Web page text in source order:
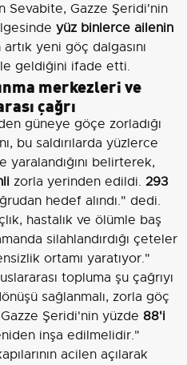
Sevabite, Gazze Şeridi'nin
yüz binlerce ailenin
yeni göç dalgasını
geldiğini ifade etti.
merkezleri ve
çağrı
güneye göçe zorladığı
bu saldırılarda yüzlerce
yaralandığını belirterek,
zorla yerinden edildi. 293
hedef alındı." dedi.
hastalık ve ölümle baş
silahlandırdığı çeteler
ortamı yaratıyor."
topluma şu çağrıyı
sağlanmalı, zorla göç
Şeridi'nin yüzde 88'i
inşa edilmelidir."
acilen açılarak